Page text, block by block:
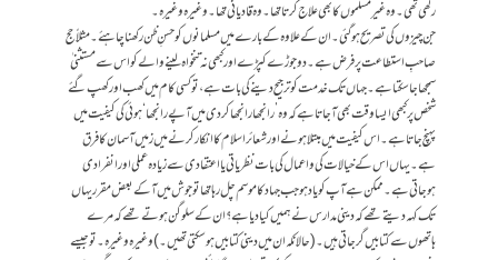
رکھی تھی۔ وہ غیر مسلموں کا بھی علاج کرتاتھا۔وہ قادیانی تھا۔وغیرہ وغیرہ۔
جن چیزوں کی تصریح ہوگئی۔ ان کے علاوہ کے بارے میں مسلمانوں کوحسنِ ظن رکھنا چاہئے ۔ مثلاً حج
صاحبِ استطاعت پر فرض ہے۔ دو جوڑے کپڑے اور کبھی نہ تنخواہ لینے والے کو اس سے مستثنی ٰ
سمجھا جا سکتاہے۔ جہاں تک خدمت کو ترجیح دینے کی بات ہے،تو کسی کام میں کھب اور کھپ گئے
شخص پر کبھی ایسا وقت بھی آجاتاہے کہ وہ ’رانجھا رانجھا کردی میں آپے رانجھا‘ ہوئی کی کیفیت میں
پہنچ جاتاہے۔اس کیفیت میں مبتلا ہونے اور شعائر اسلام کا انکار کرنے میں زمیں آسمان کا فرق
ہے۔ یہاں اس کے خیالات کی و اعمال کی بات نظریاتی یا اعتقادی سے زیادہ عملی اور انفرادی
ہوجاتی ہے۔ممکن ہے آپ کو یاد ہو جب جہاد کا موسم چل رہاتھا تو جوش میں آکے بعض مقرر یہاں
تک کہہ دیتے تھے کہ دینی مدارس نے ہمیں کیا دیا ہے؟ ان کے سلوگن ہوتے تھے کہ مرے
ہاتھوں سے کتابیں گر جاتی ہیں۔ (حالانکہ ان میں دینی کتابیں ہو سکتی تھیں۔)وغیرہ وغیرہ ۔تو جیسے